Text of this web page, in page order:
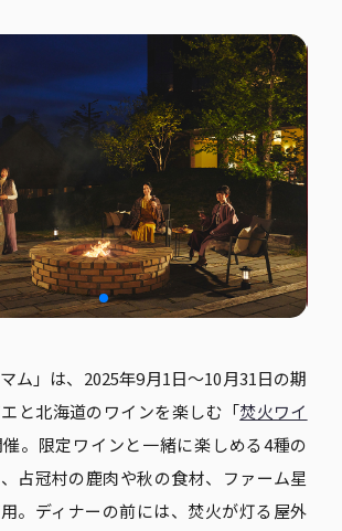
ム」は、2025年9月1日〜10月31日の期
と北海道のワインを楽しむ「焚火ワイ
催。限定ワインと一緒に楽しめる4種の
占冠村の鹿肉や秋の食材、ファーム星
。ディナーの前には、焚火が灯る屋外